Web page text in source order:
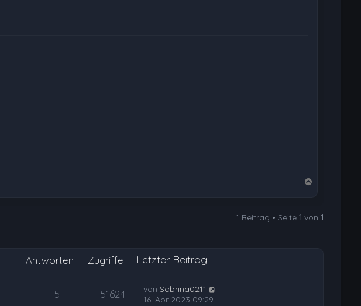
h
1 Beitrag • Seite1 von1
Antworten Zugriffe Letzter Beitrag
5 51624 vonSabrina0211
16. Apr 2023 09:29